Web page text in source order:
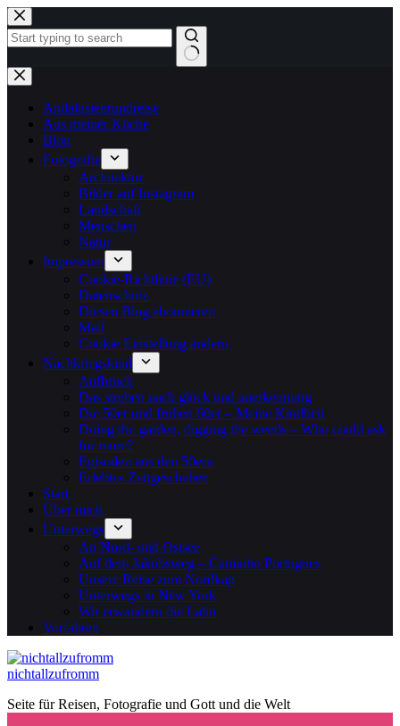
Zum
Inhalt
springen
Keine
Ergebnisse
Andalusienrundreise
Aus meiner Küche
Blog
Fotografie
Architektur
Bilder auf Instagram
Landschaft
Menschen
Natur
Impressum
Cookie-Richtlinie (EU)
Datenschutz
Diesen Blog abonnieren
Mail
Cookie Einstellung ändern
Nachkriegskind
Aufbruch
Das streben nach glück und anerkennung
Die 50er und frühen 60er – Meine Kindheit
Doing the garden, digging the weeds – Who could ask
for more?
Episoden aus den 50ern
Erlebtes Zeitgeschehen
Start
Über mich
Unterwegs
An Nord- und Ostsee
Auf dem Jakobsweg – Caminho Portugues
Unsere Reise zum Nordkap
Unterwegs in New York
Wir erwandern die Lahn
Vorfahren
nichtallzufromm
Seite für Reisen, Fotografie und Gott und die Welt